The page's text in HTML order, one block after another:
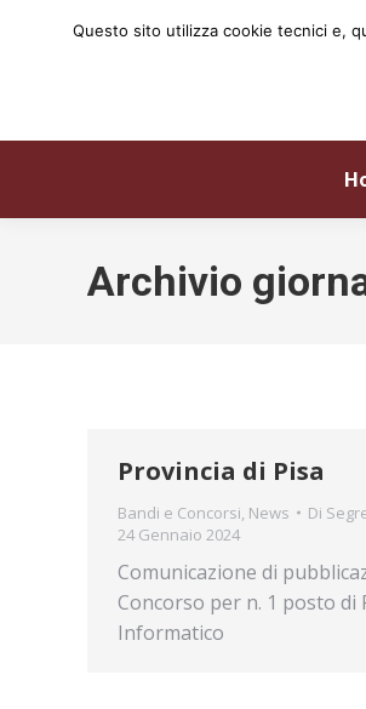
Archivio
Provincia di Pisa
Bandi e Concorsi, News Di
24 Gennaio 2024
Comunicazione di
Concorso per n. 1 posto di
Informatico
Questo sito utilizza cookie tecnici e,